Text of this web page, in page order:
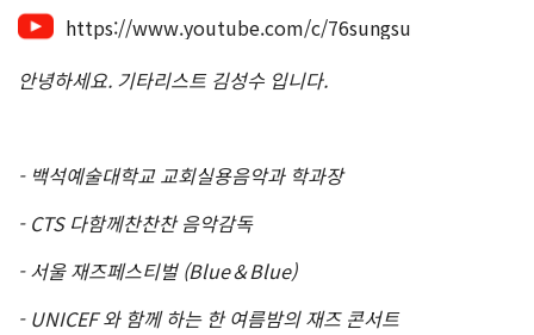
https://www.youtube.com/c/76sungsu
안녕하세요. 기타리스트 김성수 입니다.
- 백석예술대학교 교회실용음악과 학과장
- CTS 다함께찬찬찬 음악감독
- 서울 재즈페스티벌 (Blue＆Blue)
- UNICEF 와 함께 하는 한 여름밤의 재즈 콘서트